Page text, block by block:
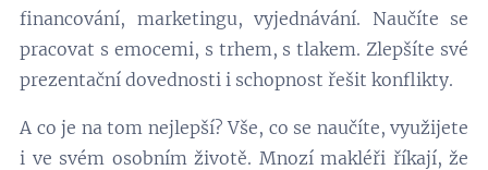
financování, marketingu, vyjednávání. Naučíte se
pracovat s emocemi, s trhem, s tlakem. Zlepšíte své
prezentační dovednosti i schopnost řešit konflikty.
A co je na tom nejlepší? Vše, co se naučíte, využijete
i ve svém osobním životě. Mnozí makléři říkají, že